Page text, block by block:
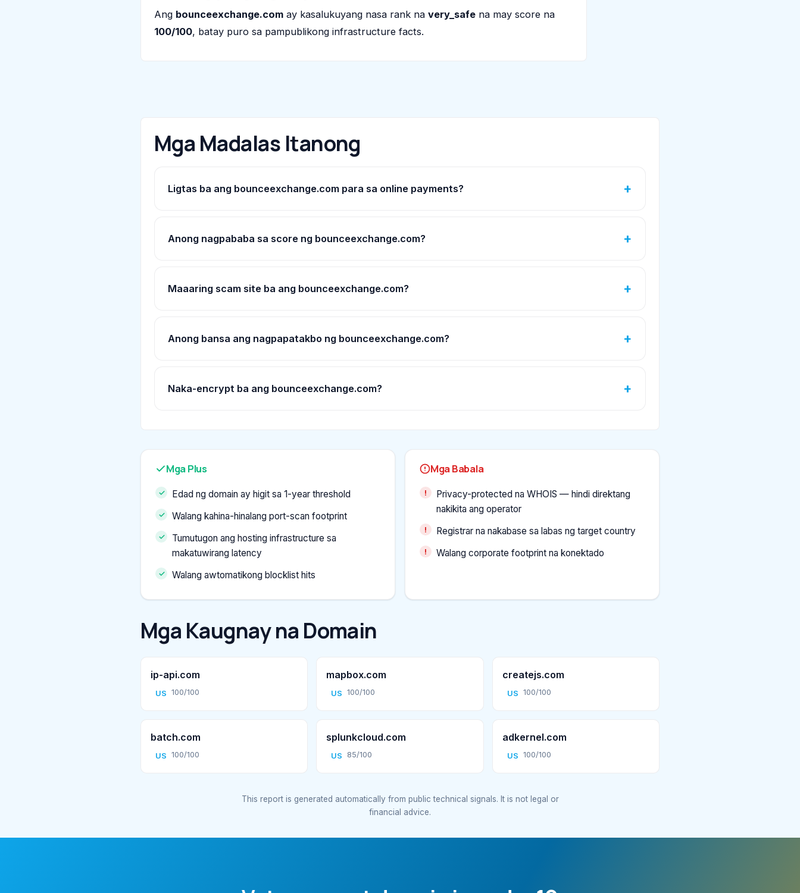
Ang bounceexchange.com ay kasalukuyang nasa rank na very_safe na may score na
100/100, batay puro sa pampublikong infrastructure facts.
Mga Madalas Itanong
Ligtas ba ang bounceexchange.com para sa online payments?
Anong nagpababa sa score ng bounceexchange.com?
Maaaring scam site ba ang bounceexchange.com?
Anong bansa ang nagpapatakbo ng bounceexchange.com?
Naka-encrypt ba ang bounceexchange.com?
Mga Plus
Edad ng domain ay higit sa 1-year threshold
Walang kahina-hinalang port-scan footprint
Tumutugon ang hosting infrastructure sa
makatuwirang latency
Walang awtomatikong blocklist hits
Mga Babala
Privacy-protected na WHOIS — hindi direktang
nakikita ang operator
Registrar na nakabase sa labas ng target country
Walang corporate footprint na konektado
Mga Kaugnay na Domain
ip-api.com
US 100/100
mapbox.com
US 100/100
createjs.com
US 100/100
batch.com
US 100/100
splunkcloud.com
US 85/100
adkernel.com
US 100/100
This report is generated automatically from public technical signals. It is not legal or
financial advice.